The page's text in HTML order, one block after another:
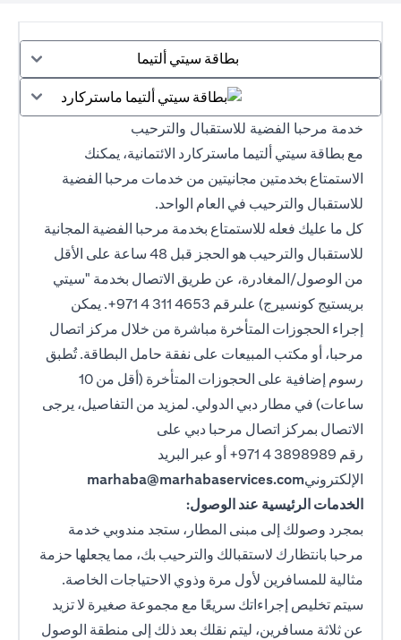
بطاقة سيتي ألتيما
خدمة مرحبا الفضية للاستقبال والترحيب
مع بطاقة سيتي ألتيما ماستركارد الائتمانية، يمكنك
الاستمتاع بخدمتين مجانيتين من خدمات مرحبا الفضية
للاستقبال والترحيب في العام الواحد.
كل ما عليك فعله للاستمتاع بخدمة مرحبا الفضية المجانية
للاستقبال والترحيب هو الحجز قبل 48 ساعة على الأقل
من الوصول/المغادرة، عن طريق الاتصال بخدمة "سيتي
بريستيج كونسيرج) علىرقم 4653 311 4 971+
. يمكن
إجراء الحجوزات المتأخرة مباشرة من خلال مركز اتصال
مرحبا، أو مكتب المبيعات على نفقة حامل البطاقة. تُطبق
رسوم إضافية على الحجوزات المتأخرة (أقل من 10
ساعات) في مطار دبي الدولي. لمزيد من التفاصيل، يرجى
الاتصال بمركز اتصال مرحبا دبي على
رقم 3898989 4 971+
أو عبر البريد
الإلكترونيmarhaba@marhabaservices.com
الخدمات الرئيسية عند الوصول:
بمجرد وصولك إلى مبنى المطار، ستجد مندوبي خدمة
مرحبا بانتظارك لاستقبالك والترحيب بك، مما يجعلها حزمة
مثالية للمسافرين لأول مرة وذوي الاحتياجات الخاصة.
سيتم تخليص إجراءاتك سريعًا مع مجموعة صغيرة لا تزيد
عن ثلاثة مسافرين، ليتم نقلك بعد ذلك إلى منطقة الوصول